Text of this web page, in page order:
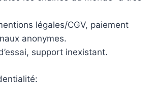
légales/CGV, paiement
anonymes.
support inexistant.